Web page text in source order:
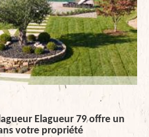
Elagueur 79 offre un
votre propriété